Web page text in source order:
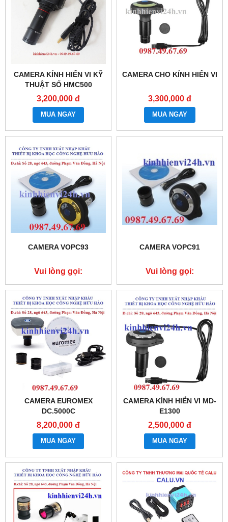
CAMERA KÍNH HIỂN VI KỸ
THUẬT SỐ HMC500
3,200,000 đ
MUA NGAY
CAMERA CHO KÍNH HIỂN VI
3,300,000 đ
MUA NGAY
CAMERA VOPC93
Vui lòng gọi:
0987.49.67.69
CAMERA VOPC91
Vui lòng gọi:
0987.49.67.69
CAMERA EUROMEX
DC.5000C
8,200,000 đ
MUA NGAY
CAMERA KÍNH HIỂN VI MD-
E1300
2,500,000 đ
MUA NGAY